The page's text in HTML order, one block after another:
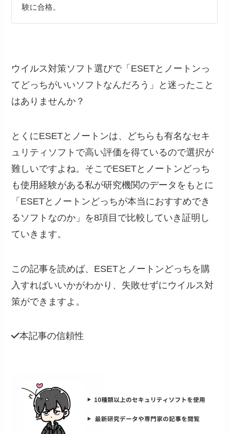
験に合格。
ウイルス対策ソフト選びで「ESETとノートンっ
てどっちがいいソフトなんだろう」と迷ったこと
はありませんか？
とくにESETとノートンは、どちらも有名なセキ
ュリティソフトで高い評価を得ているので選択が
難しいですよね。そこでESETとノートンどっち
も使用経験がある私が研究機関のデータをもとに
「 ESETとノートンどっちが本当におすすめでき
るソフトなのか 」を8項目で比較していき証明し
ていきます。
この記事を読めば、ESETとノートンどっちを購
入すればいいかがわかり、失敗せずにウイルス対
策ができますよ。
本記事の信頼性